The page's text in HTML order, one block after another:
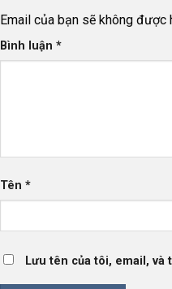
Email của bạn sẽ không được
Bình luận *
Tên *
Lưu tên của tôi, email,